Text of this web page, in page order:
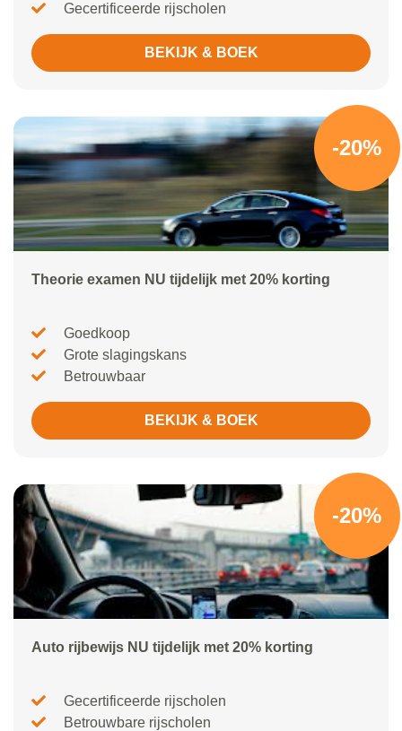
Gecertificeerde rijscholen
BEKIJK & BOEK
-20%
Theorie examen NU tijdelijk met 20% korting
Goedkoop
Grote slagingskans
Betrouwbaar
BEKIJK & BOEK
-20%
Auto rijbewijs NU tijdelijk met 20% korting
Gecertificeerde rijscholen
Betrouwbare rijscholen